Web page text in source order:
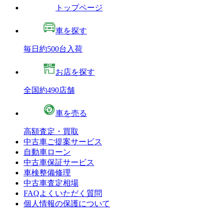
トップページ
車を探す
毎日約500台入荷
お店を探す
全国約490店舗
車を売る
高額査定・買取
中古車ご提案サービス
自動車ローン
中古車保証サービス
車検整備修理
中古車査定相場
FAQよくいただく質問
個人情報の保護について